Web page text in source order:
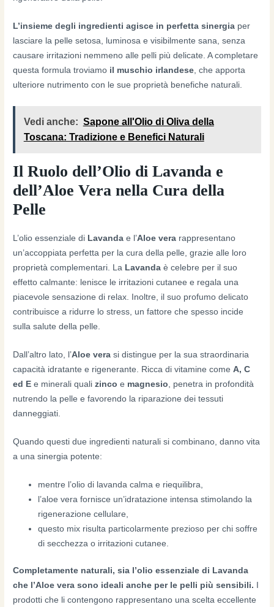
L’insieme degli ingredienti agisce in perfetta sinergia per
lasciare la pelle setosa, luminosa e visibilmente sana, senza
causare irritazioni nemmeno alle pelli più delicate. A completare
questa formula troviamo il muschio irlandese, che apporta
ulteriore nutrimento con le sue proprietà benefiche naturali.
Vedi anche: Sapone all'Olio di Oliva della
Toscana: Tradizione e Benefici Naturali
Il Ruolo dell’Olio di Lavanda e
dell’Aloe Vera nella Cura della
Pelle
L’olio essenziale di Lavanda e l’Aloe vera rappresentano
un’accoppiata perfetta per la cura della pelle, grazie alle loro
proprietà complementari. La Lavanda è celebre per il suo
effetto calmante: lenisce le irritazioni cutanee e regala una
piacevole sensazione di relax. Inoltre, il suo profumo delicato
contribuisce a ridurre lo stress, un fattore che spesso incide
sulla salute della pelle.
Dall’altro lato, l’Aloe vera si distingue per la sua straordinaria
capacità idratante e rigenerante. Ricca di vitamine comeA, C
ed E e minerali qualizinco e magnesio , penetra in profondità
nutrendo la pelle e favorendo la riparazione dei tessuti
danneggiati.
Quando questi due ingredienti naturali si combinano, danno vita
a una sinergia potente:
mentre l’olio di lavanda calma e riequilibra,
l’aloe vera fornisce un’idratazione intensa stimolando la
rigenerazione cellulare,
questo mix risulta particolarmente prezioso per chi soffre
di secchezza o irritazioni cutanee.
Completamente naturali, sia l’olio essenziale di Lavanda
che l’Aloe vera sono ideali anche per le pelli più sensibili.
prodotti che li contengono rappresentano una scelta eccellente